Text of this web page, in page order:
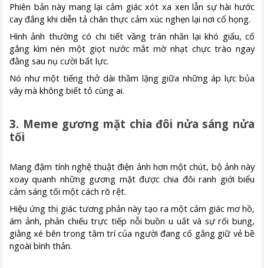
Phiên bản này mang lại cảm giác xót xa xen lẫn sự hài hước
cay đắng khi diễn tả chân thực cảm xúc nghẹn lại nơi cổ họng.
Hình ảnh thường có chi tiết vầng trán nhăn lại khó giấu, cố
gắng kìm nén một giọt nước mắt mờ nhạt chực trào ngay
đằng sau nụ cười bất lực.
Nó như một tiếng thở dài thầm lặng giữa những áp lực bủa
vây mà không biết tỏ cùng ai.
3. Meme gương mặt chia đôi nửa sáng nửa
tối
Mang đậm tính nghệ thuật điện ảnh hơn một chút, bộ ảnh này
xoay quanh những gương mặt được chia đôi ranh giới biểu
cảm sáng tối một cách rõ rệt.
Hiệu ứng thị giác tương phản này tạo ra một cảm giác mơ hồ,
ám ảnh, phản chiếu trực tiếp nỗi buồn u uất và sự rối bung,
giằng xé bên trong tâm trí của người đang cố gắng giữ vẻ bề
ngoài bình thản.